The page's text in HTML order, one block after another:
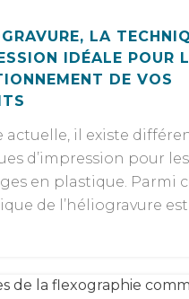
LA
IDÉALE POUR
DE VOS
actuelle, il existe
d’impression pour les
en plastique. Parmi
de l’héliogravure est